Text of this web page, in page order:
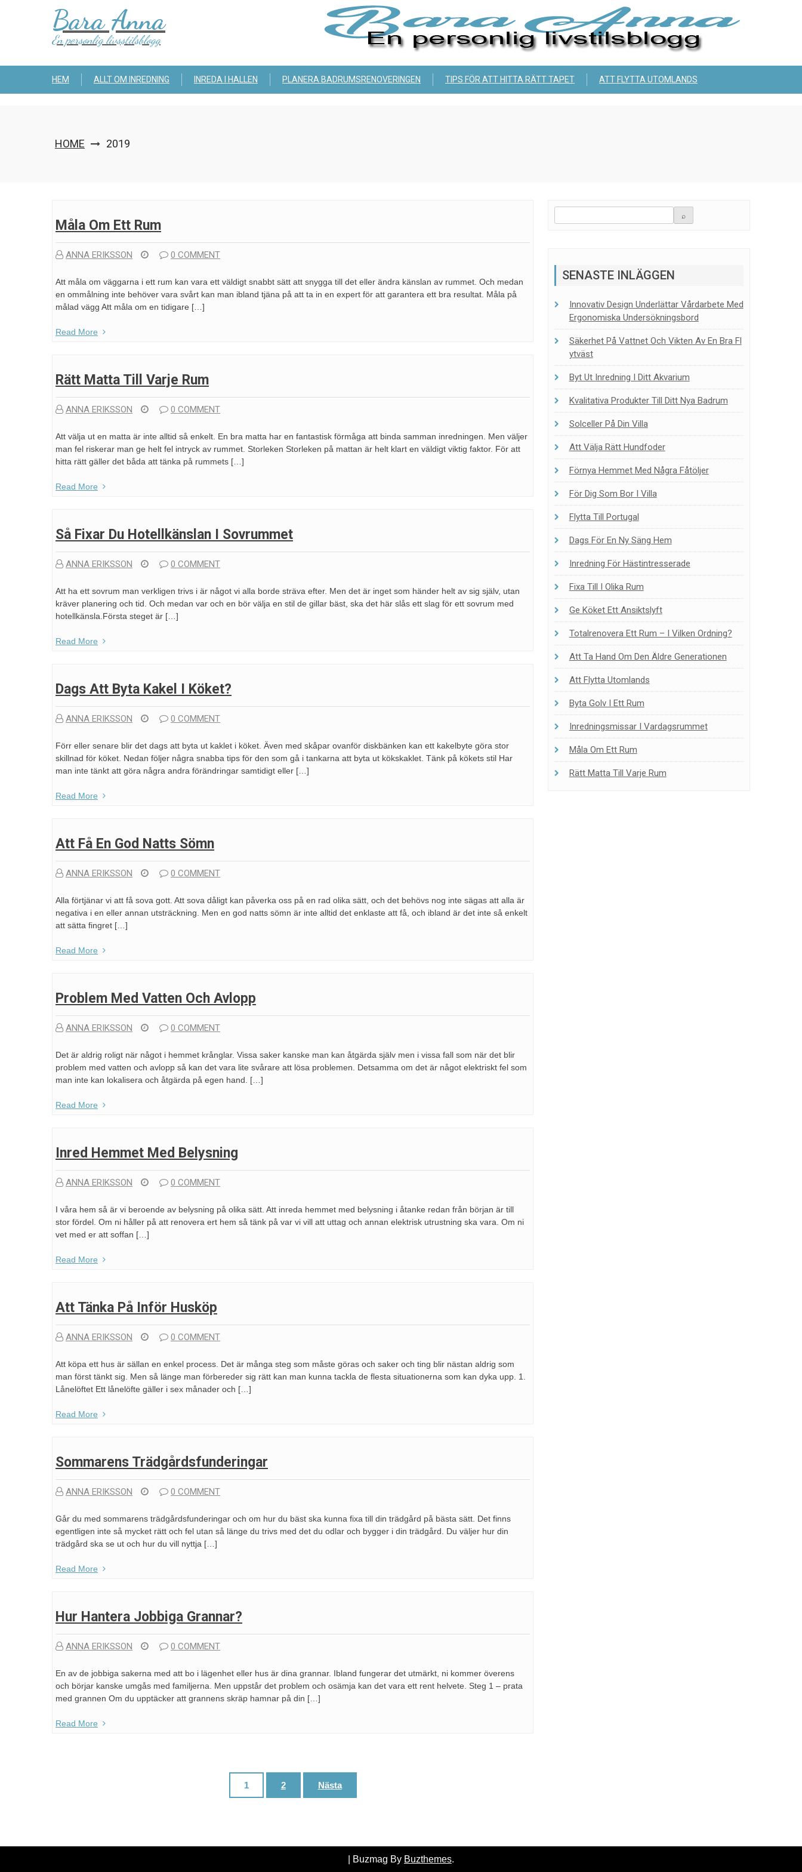
Bara Anna
En personlig livsstilsblogg
HEM ALLT OM INREDNING INREDA I HALLEN PLANERA BADRUMSRENOVERINGEN TIPS FÖR ATT HITTA RÄTT TAPET ATT FLYTTA UTOMLANDS
HOME 2019
Måla Om Ett Rum
ANNA ERIKSSON 0 COMMENT
Att måla om väggarna i ett rum kan vara ett väldigt snabbt sätt att snygga till det eller ändra känslan av rummet. Och medan
en ommålning inte behöver vara svårt kan man ibland tjäna på att ta in en expert för att garantera ett bra resultat. Måla på
målad vägg Att måla om en tidigare […]
Read More
Rätt Matta Till Varje Rum
ANNA ERIKSSON 0 COMMENT
Att välja ut en matta är inte alltid så enkelt. En bra matta har en fantastisk förmåga att binda samman inredningen. Men väljer
man fel riskerar man ge helt fel intryck av rummet. Storleken Storleken på mattan är helt klart en väldigt viktig faktor. För att
hitta rätt gäller det båda att tänka på rummets […]
Read More
Så Fixar Du Hotellkänslan I Sovrummet
ANNA ERIKSSON 0 COMMENT
Att ha ett sovrum man verkligen trivs i är något vi alla borde sträva efter. Men det är inget som händer helt av sig själv, utan
kräver planering och tid. Och medan var och en bör välja en stil de gillar bäst, ska det här slås ett slag för ett sovrum med
hotellkänsla.Första steget är […]
Read More
Dags Att Byta Kakel I Köket?
ANNA ERIKSSON 0 COMMENT
Förr eller senare blir det dags att byta ut kaklet i köket. Även med skåpar ovanför diskbänken kan ett kakelbyte göra stor
skillnad för köket. Nedan följer några snabba tips för den som gå i tankarna att byta ut kökskaklet. Tänk på kökets stil Har
man inte tänkt att göra några andra förändringar samtidigt eller […]
Read More
Att Få En God Natts Sömn
ANNA ERIKSSON 0 COMMENT
Alla förtjänar vi att få sova gott. Att sova dåligt kan påverka oss på en rad olika sätt, och det behövs nog inte sägas att alla är
negativa i en eller annan utsträckning. Men en god natts sömn är inte alltid det enklaste att få, och ibland är det inte så enkelt
att sätta fingret […]
Read More
Problem Med Vatten Och Avlopp
ANNA ERIKSSON 0 COMMENT
Det är aldrig roligt när något i hemmet krånglar. Vissa saker kanske man kan åtgärda själv men i vissa fall som när det blir
problem med vatten och avlopp så kan det vara lite svårare att lösa problemen. Detsamma om det är något elektriskt fel som
man inte kan lokalisera och åtgärda på egen hand. […]
Read More
Inred Hemmet Med Belysning
ANNA ERIKSSON 0 COMMENT
I våra hem så är vi beroende av belysning på olika sätt. Att inreda hemmet med belysning i åtanke redan från början är till
stor fördel. Om ni håller på att renovera ert hem så tänk på var vi vill att uttag och annan elektrisk utrustning ska vara. Om ni
vet med er att soffan […]
Read More
Att Tänka På Inför Husköp
ANNA ERIKSSON 0 COMMENT
Att köpa ett hus är sällan en enkel process. Det är många steg som måste göras och saker och ting blir nästan aldrig som
man först tänkt sig. Men så länge man förbereder sig rätt kan man kunna tackla de flesta situationerna som kan dyka upp. 1.
Lånelöftet Ett lånelöfte gäller i sex månader och […]
Read More
Sommarens Trädgårdsfunderingar
ANNA ERIKSSON 0 COMMENT
Går du med sommarens trädgårdsfunderingar och om hur du bäst ska kunna fixa till din trädgård på bästa sätt. Det finns
egentligen inte så mycket rätt och fel utan så länge du trivs med det du odlar och bygger i din trädgård. Du väljer hur din
trädgård ska se ut och hur du vill nyttja […]
Read More
Hur Hantera Jobbiga Grannar?
ANNA ERIKSSON 0 COMMENT
En av de jobbiga sakerna med att bo i lägenhet eller hus är dina grannar. Ibland fungerar det utmärkt, ni kommer överens
och börjar kanske umgås med familjerna. Men uppstår det problem och osämja kan det vara ett rent helvete. Steg 1 – prata
med grannen Om du upptäcker att grannens skräp hamnar på din […]
Read More
1 2 Nästa
SENASTE INLÄGGEN
Innovativ Design Underlättar Vårdarbete Med
Ergonomiska Undersökningsbord
Säkerhet På Vattnet Och Vikten Av En Bra Fl
Ytväst
Byt Ut Inredning I Ditt Akvarium
Kvalitativa Produkter Till Ditt Nya Badrum
Solceller På Din Villa
Att Välja Rätt Hundfoder
Förnya Hemmet Med Några Fåtöljer
För Dig Som Bor I Villa
Flytta Till Portugal
Dags För En Ny Säng Hem
Inredning För Hästintresserade
Fixa Till I Olika Rum
Ge Köket Ett Ansiktslyft
Totalrenovera Ett Rum – I Vilken Ordning?
Att Ta Hand Om Den Äldre Generationen
Att Flytta Utomlands
Byta Golv I Ett Rum
Inredningsmissar I Vardagsrummet
Måla Om Ett Rum
Rätt Matta Till Varje Rum
Buzmag By Buzthemes.